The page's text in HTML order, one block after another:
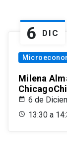
6 DIC
Milena
6 de
13:30 a